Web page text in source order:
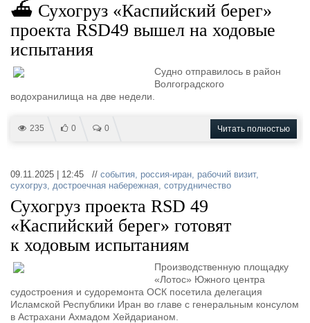
⛴ Сухогруз «Каспийский берег»
проекта RSD49 вышел на ходовые
испытания
Судно отправилось в район
Волгоградского
водохранилища на две недели.
235 0 0 Читать полностью
09.11.2025 | 12:45 // события, россия-иран, рабочий визит,
сухогруз, достроечная набережная, сотрудничество
Сухогруз проекта RSD 49
«Каспийский берег» готовят
к ходовым испытаниям
Производственную площадку
«Лотос» Южного центра
судостроения и судоремонта ОСК посетила делегация
Исламской Республики Иран во главе с генеральным консулом
в Астрахани Ахмадом Хейдарианом.